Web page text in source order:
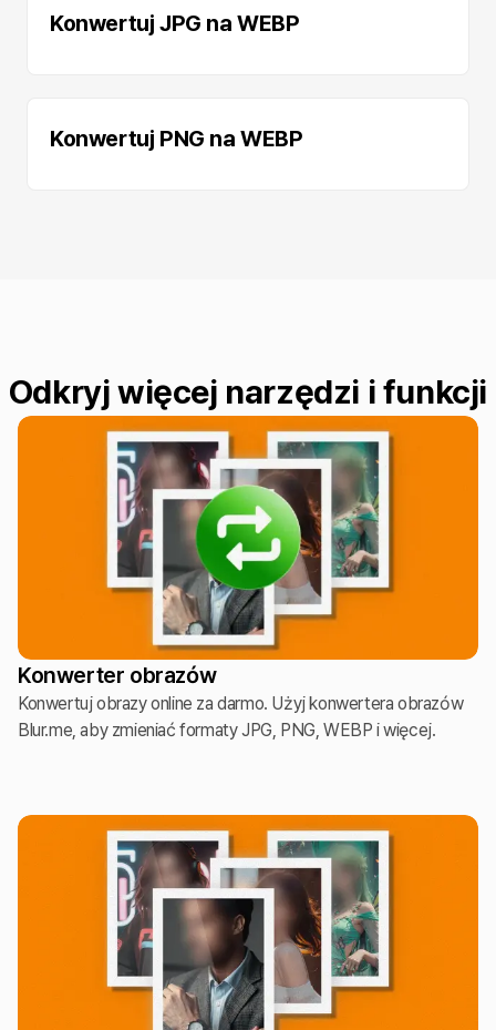
Konwertuj JPG na WEBP
Konwertuj PNG na WEBP
Odkryj więcej narzędzi i funkcji
Konwerter obrazów
Konwertuj obrazy online za darmo. Użyj konwertera obrazów
Blur.me, aby zmieniać formaty JPG, PNG, WEBP i więcej.